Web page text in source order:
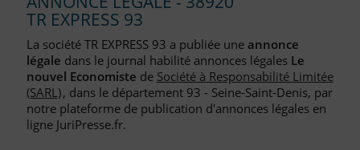
Journaux Habilités (JAL) Annonces Légales
Départements pour la Publication d'Annonces Légales
Liste des Greffes
Liste des CCI
TR EXPRESS 93
La société TR EXPRESS 93 a publiée une annonce
légale dans le journal habilité annonces légales Le
nouvel Economiste de Société à Responsabilité Limitée
(SARL), dans le département 93 - Seine-Saint-Denis, par
notre plateforme de publication d'annonces légales en
ligne JuriPresse.fr.